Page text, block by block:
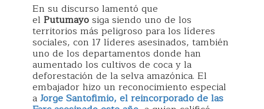
En su discurso lamentó que
el Putumayosiga siendo uno de los
territorios más peligroso para los líderes
sociales, con 17 líderes asesinados, también
uno de los departamentos donde han
aumentado los cultivos de coca y la
deforestación de la selva amazónica. El
embajador hizo un reconocimiento especial
aJorge Santofimio, el reincorporado de las